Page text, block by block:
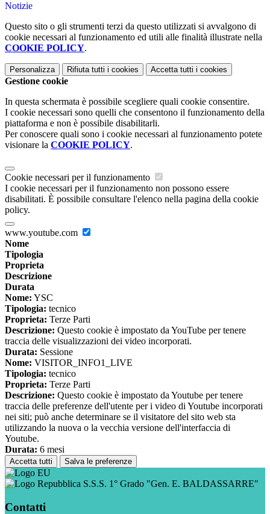
Notizie
Questo sito o gli strumenti terzi da questo utilizzati si avvalgono di
cookie necessari al funzionamento ed utili alle finalità illustrate nella
COOKIE POLICY.
Personalizza Rifiuta tutti i cookies Accetta tutti i cookies
Gestione cookie
In questa schermata è possibile scegliere quali cookie consentire.
I cookie necessari sono quelli che consentono il funzionamento della
piattaforma e non è possibile disabilitarli.
Per conoscere quali sono i cookie necessari al funzionamento potete
visionare la COOKIE POLICY.
Cookie necessari per il funzionamento
I cookie necessari per il funzionamento non possono essere
disabilitati. È possibile consultare l'elenco nella pagina della cookie
policy.
www.youtube.com
Nome
Tipologia
Proprieta
Descrizione
Durata
Nome: YSC
Tipologia: tecnico
Proprieta: Terze Parti
Descrizione: Questo cookie è impostato da YouTube per tenere
traccia delle visualizzazioni dei video incorporati.
Durata: Sessione
Nome: VISITOR_INFO1_LIVE
Tipologia: tecnico
Proprieta: Terze Parti
Descrizione: Questo cookie è impostato da Youtube per tenere
traccia delle preferenze dell'utente per i video di Youtube incorporati
nei siti; può anche determinare se il visitatore del sito web sta
utilizzando la nuova o la vecchia versione dell'interfaccia di
Youtube.
Durata: 6 mesi
Accetta tutti Salva le preferenze
S.S.S. 1° Grado "Gen. E. BALDASSARRE"
Contatti